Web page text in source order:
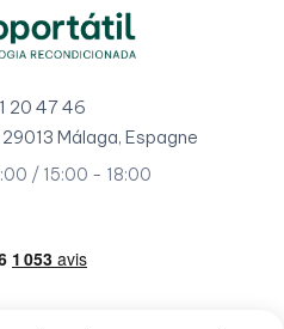
20 47 46
Málaga, Espagne
/ 15:00 - 18:00